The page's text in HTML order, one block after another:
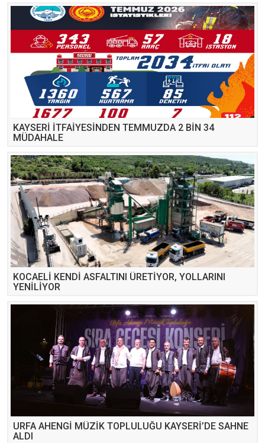
KAYSERİ İTFAİYESİNDEN TEMMUZDA 2 BİN 34
MÜDAHALE
KOCAELİ KENDİ ASFALTINI ÜRETİYOR, YOLLARINI
YENİLİYOR
URFA AHENGİ MÜZİK TOPLULUĞU KAYSERİ’DE SAHNE
ALDI